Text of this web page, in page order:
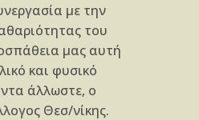
με την
του
μας αυτή
και φυσικό
άλλωστε, ο
Θεσ/νίκης.